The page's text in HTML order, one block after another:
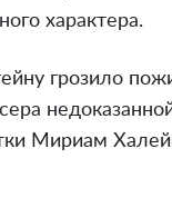
характера.
грозило
Мириам